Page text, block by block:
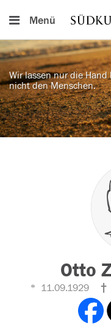
Menü
Wir lassen nur die Hand
nicht den Menschen.
Otto
11.09.1929